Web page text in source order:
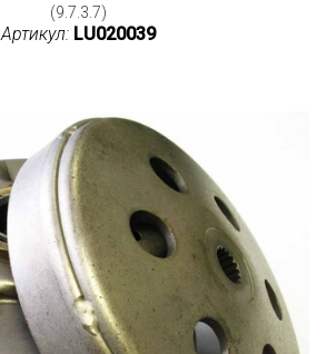
(9.7.3.7)
Артикул: LU020039